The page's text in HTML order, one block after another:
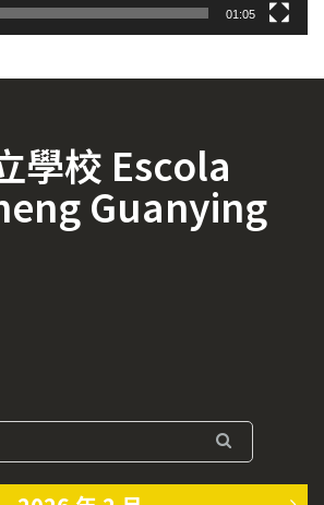
01:05
學校 Escola
Guanying